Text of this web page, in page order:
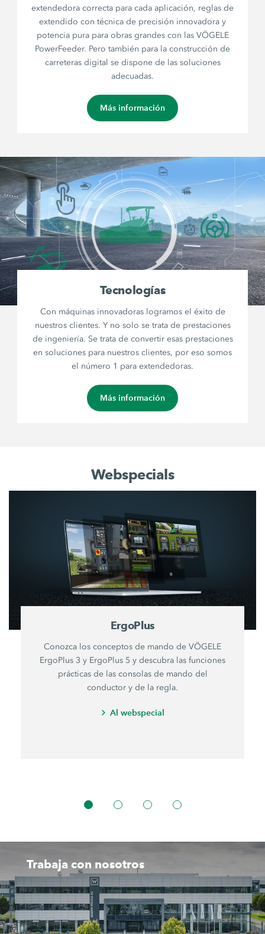
extendedora correcta para cada aplicación, reglas de
extendido con técnica de precisión innovadora y
potencia pura para obras grandes con las VÖGELE
PowerFeeder. Pero también para la construcción de
carreteras digital se dispone de las soluciones
adecuadas.
Más información
Tecnologías
Con máquinas innovadoras logramos el éxito de
nuestros clientes. Y no solo se trata de prestaciones
de ingeniería. Se trata de convertir esas prestaciones
en soluciones para nuestros clientes, por eso somos
el número 1 para extendedoras.
Más información
Webspecials
ErgoPlus
Conozca los conceptos de mando de VÖGELE
ErgoPlus 3 y ErgoPlus 5 y descubra las funciones
prácticas de las consolas de mando del
conductor y de la regla.
Al webspecial
Trabaja con nosotros